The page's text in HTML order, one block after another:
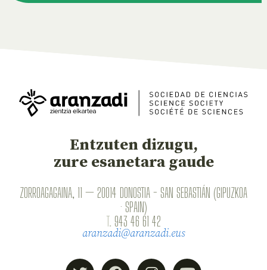
Entzuten dizugu,
zure esanetara gaude
ZORROAGAGAINA, 11 — 20014 DONOSTIA - SAN SEBASTIÁN (GIPUZKOA
· SPAIN)
T. 943 46 61 42
aranzadi@aranzadi.eus